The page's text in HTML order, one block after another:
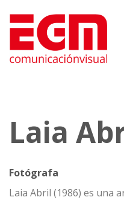
contenido
Laia
Fotógrafa
Laia Abril (1986) es una